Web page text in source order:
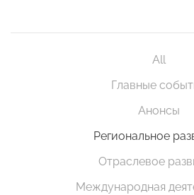
All
Главные
Анонсы
Региональное
Отраслевое
Международная